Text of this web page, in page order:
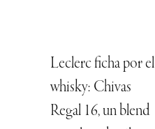
Leclerc ficha por el
whisky: Chivas
Regal 16, un blend